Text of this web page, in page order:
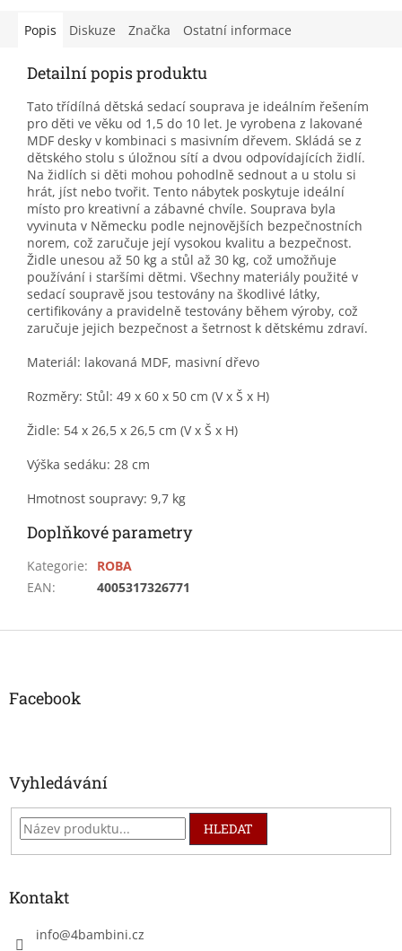
Popis Diskuze Značka Ostatní informace
Detailní popis produktu
Tato třídílná dětská sedací souprava je ideálním řešením
pro děti ve věku od 1,5 do 10 let. Je vyrobena z lakované
MDF desky v kombinaci s masivním dřevem. Skládá se z
dětského stolu s úložnou sítí a dvou odpovídajících židlí.
Na židlích si děti mohou pohodlně sednout a u stolu si
hrát, jíst nebo tvořit. Tento nábytek poskytuje ideální
místo pro kreativní a zábavné chvíle. Souprava byla
vyvinuta v Německu podle nejnovějších bezpečnostních
norem, což zaručuje její vysokou kvalitu a bezpečnost.
Židle unesou až 50 kg a stůl až 30 kg, což umožňuje
používání i staršími dětmi. Všechny materiály použité v
sedací soupravě jsou testovány na škodlivé látky,
certifikovány a pravidelně testovány během výroby, což
zaručuje jejich bezpečnost a šetrnost k dětskému zdraví.
Materiál: lakovaná MDF, masivní dřevo
Rozměry: Stůl: 49 x 60 x 50 cm (V x Š x H)
Židle: 54 x 26,5 x 26,5 cm (V x Š x H)
Výška sedáku: 28 cm
Hmotnost soupravy: 9,7 kg
Doplňkové parametry
Kategorie:
ROBA
EAN: 4005317326771
Z
Facebook
Vyhledávání
HLEDAT
Kontakt
info@4bambini.cz